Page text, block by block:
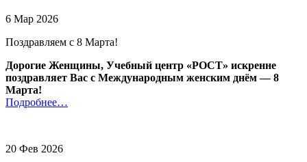
6 Мар 2026
Поздравляем с 8 Марта!
Дорогие Женщины, Учебный центр «РОСТ» искренне
поздравляет Вас с Международным женским днём — 8
Марта!
Подробнее…
20 Фев 2026